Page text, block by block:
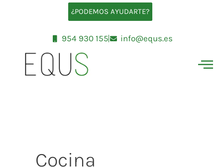
¿PODEMOS AYUDARTE?
954 930 155 info@equs.es
Cocina